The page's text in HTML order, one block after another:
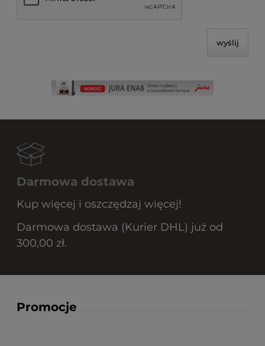
wyślij
Darmowa dostawa
Kup więcej i oszczędzaj więcej!
Darmowa dostawa (Kurier DHL) już od
300,00 zł.
Promocje